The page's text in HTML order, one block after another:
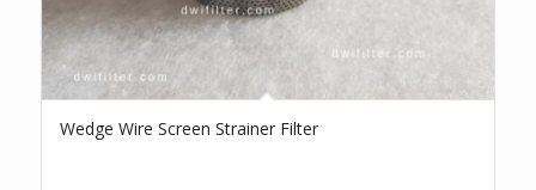
Wedge Wire Screen Strainer Filter